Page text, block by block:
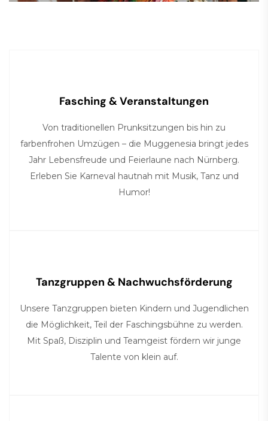
Fasching & Veranstaltungen
Von traditionellen Prunksitzungen bis hin zu
farbenfrohen Umzügen – die Muggenesia bringt jedes
Jahr Lebensfreude und Feierlaune nach Nürnberg.
Erleben Sie Karneval hautnah mit Musik, Tanz und
Humor!
Tanzgruppen & Nachwuchsförderung
Unsere Tanzgruppen bieten Kindern und Jugendlichen
die Möglichkeit, Teil der Faschingsbühne zu werden.
Mit Spaß, Disziplin und Teamgeist fördern wir junge
Talente von klein auf.